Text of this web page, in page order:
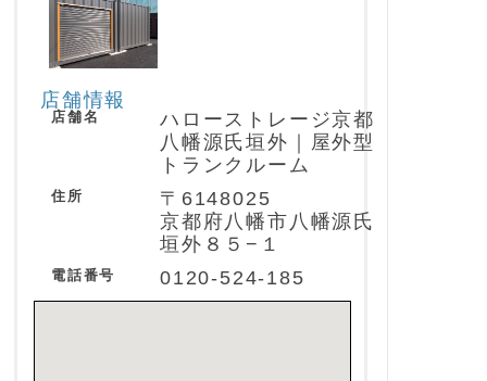
店舗情報
店舗名
ハローストレージ京都
八幡源氏垣外｜屋外型
トランクルーム
住所
〒6148025
京都府八幡市八幡源氏
垣外８５−１
電話番号 0120-524-185